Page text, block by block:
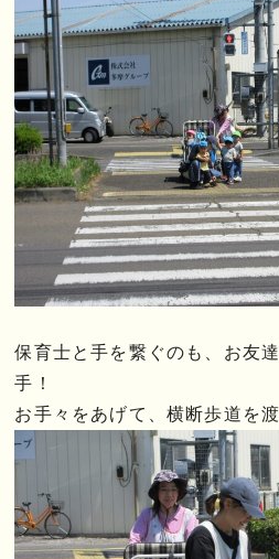
保育士と手を繋ぐのも、お友
手！
お手々をあげて、横断歩道を渡